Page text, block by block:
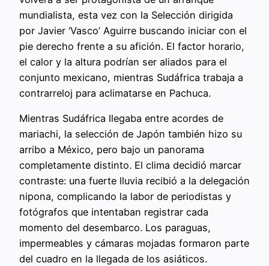
mundialista, esta vez con la Selección dirigida
por Javier ‘Vasco’ Aguirre buscando iniciar con el
pie derecho frente a su afición. El factor horario,
el calor y la altura podrían ser aliados para el
conjunto mexicano, mientras Sudáfrica trabaja a
contrarreloj para aclimatarse en Pachuca.
Mientras Sudáfrica llegaba entre acordes de
mariachi, la selección de Japón también hizo su
arribo a México, pero bajo un panorama
completamente distinto. El clima decidió marcar
contraste: una fuerte lluvia recibió a la delegación
nipona, complicando la labor de periodistas y
fotógrafos que intentaban registrar cada
momento del desembarco. Los paraguas,
impermeables y cámaras mojadas formaron parte
del cuadro en la llegada de los asiáticos.